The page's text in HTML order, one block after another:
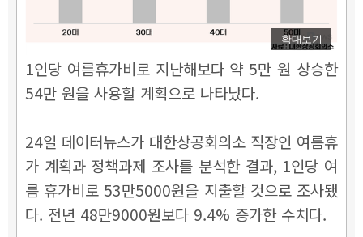
확대보기
1인당 여름휴가비로 지난해보다 약 5만 원 상승한
54만 원을 사용할 계획으로 나타났다.
24일 데이터뉴스가 대한상공회의소 직장인 여름휴
가 계획과 정책과제 조사를 분석한 결과, 1인당 여
름 휴가비로 53만5000원을 지출할 것으로 조사됐
다. 전년 48만9000원보다 9.4% 증가한 수치다.